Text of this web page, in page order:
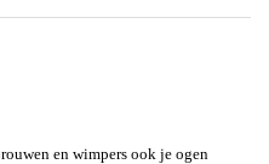
en wimpers ook je ogen